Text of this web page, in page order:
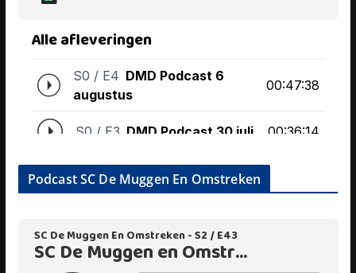
Podcast SC De Muggen En Omstreken